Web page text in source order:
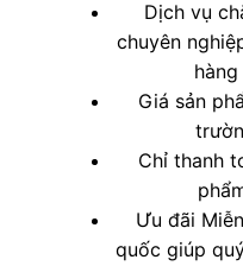
Dịch vụ
chuyên
Giá sản
Chỉ thanh
Ưu đãi
quốc giúp